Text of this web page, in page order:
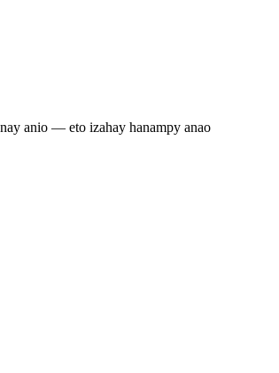
anio — eto izahay hanampy anao